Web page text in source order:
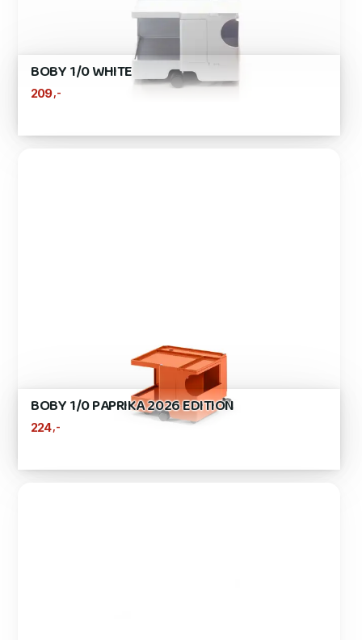
BOBY 1/0 WHITE
209 ,-
BOBY 1/0 PAPRIKA 2026 EDITION
224,-